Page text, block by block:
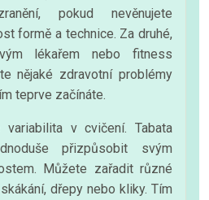
pokud nevěnujete
formě a technice. Za druhé,
lékařem nebo fitness
nějaké zdravotní problémy
teprve začínáte.
variabilita v cvičení. Tabata
přizpůsobit svým
Můžete zařadit různé
dřepy nebo kliky. Tím